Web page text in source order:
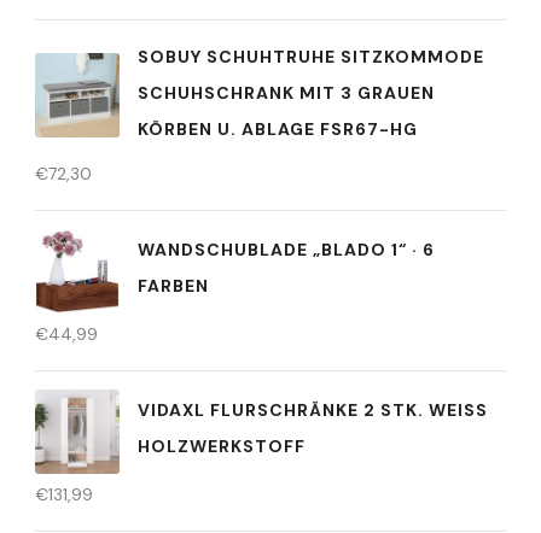
SOBUY SCHUHTRUHE SITZKOMMODE
SCHUHSCHRANK MIT 3 GRAUEN
KÖRBEN U. ABLAGE FSR67-HG
€72,30
WANDSCHUBLADE „BLADO 1“ · 6
FARBEN
€44,99
VIDAXL FLURSCHRÄNKE 2 STK. WEISS H
OLZWERKSTOFF
€131,99